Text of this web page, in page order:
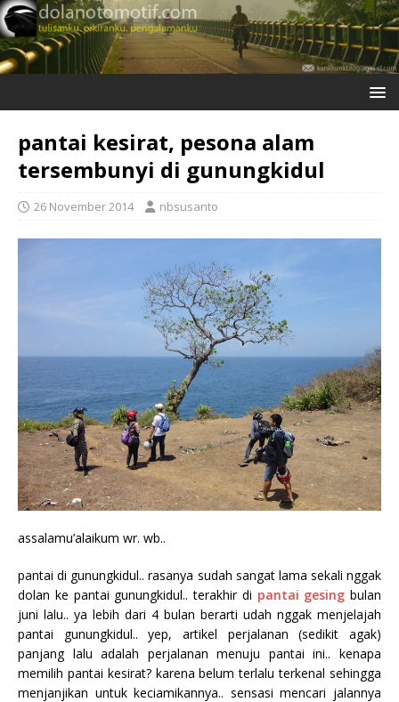
pantai kesirat, pesona alam
tersembunyi di gunungkidul
26 November 2014 nbsusanto
assalamu’alaikum wr. wb..
pantai di gunungkidul.. rasanya sudah sangat lama sekali nggak
dolan ke pantai gunungkidul.. terakhir di pantai gesing bulan
juni lalu.. ya lebih dari 4 bulan berarti udah nggak menjelajah
pantai gunungkidul.. yep, artikel perjalanan (sedikit agak)
panjang lalu adalah perjalanan menuju pantai ini.. kenapa
memilih pantai kesirat? karena belum terlalu terkenal sehingga
menjanjikan untuk keciamikannya.. sensasi mencari jalannya